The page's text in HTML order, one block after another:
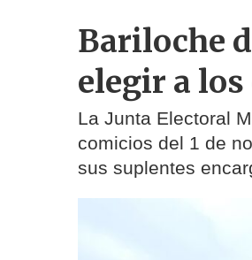
Bariloche
elegir a
La Junta Electoral
comicios del 1 de
sus suplentes